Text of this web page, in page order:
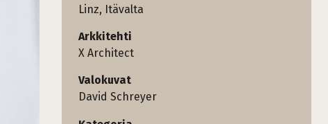
Linz, Itävalta
Arkkitehti
X Architect
Valokuvat
David Schreyer